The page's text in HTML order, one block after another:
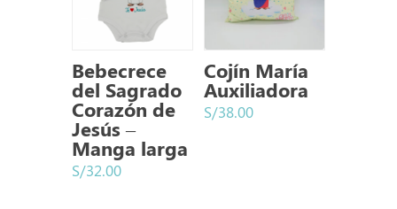
Bebecrece
del Sagrado
Corazón de
Jesús –
Manga larga
S/32.00
Cojín María
Auxiliadora
S/38.00